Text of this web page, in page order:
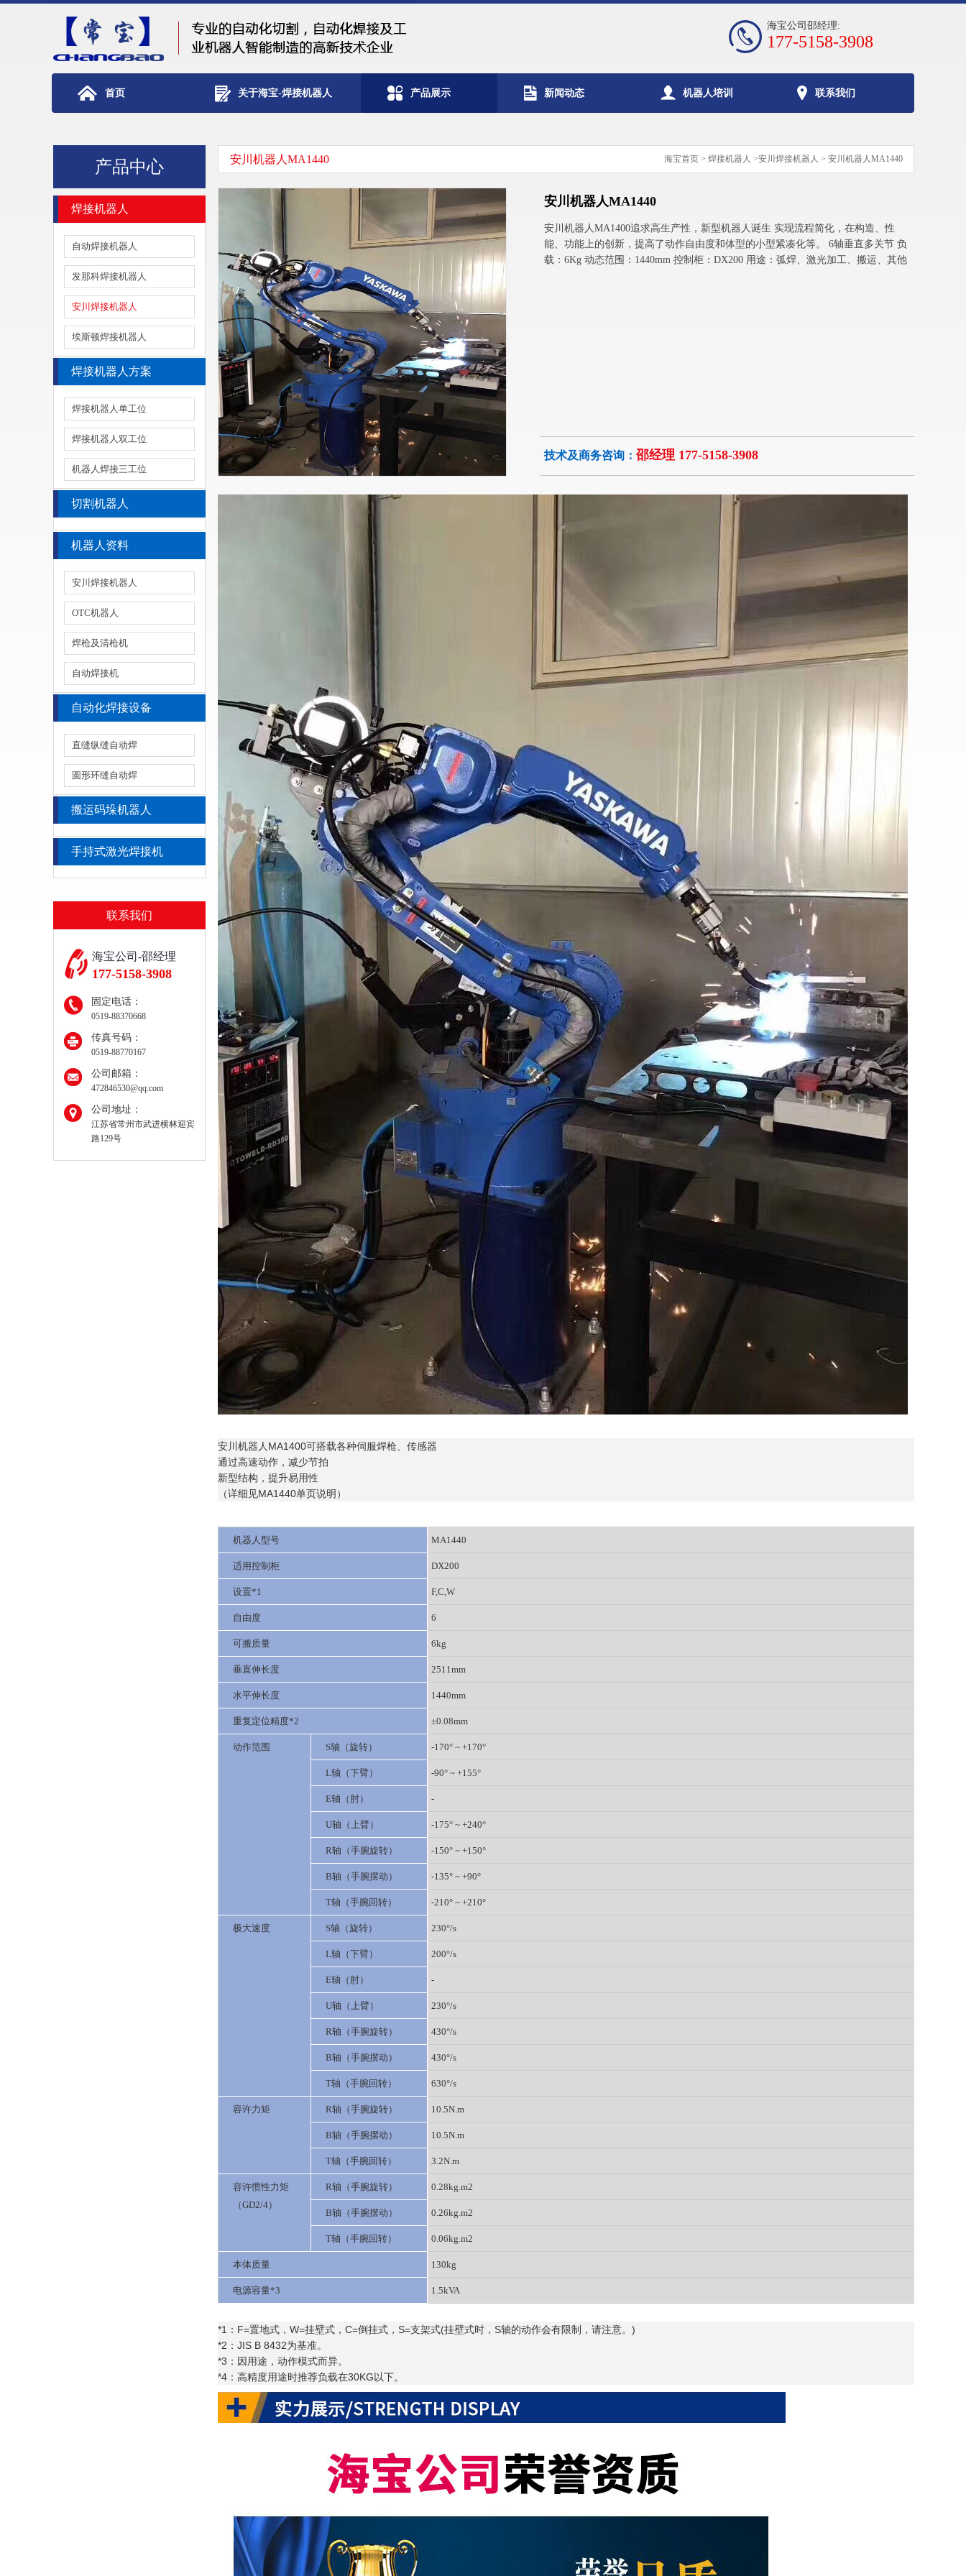
海宝公司邵经理:
177-5158-3908
首页 关于海宝-焊接机器人 产品展示 新闻动态 机器人培训 联系我们
产品中心
焊接机器人
自动焊接机器人
发那科焊接机器人
安川焊接机器人
埃斯顿焊接机器人
焊接机器人方案
焊接机器人单工位
焊接机器人双工位
机器人焊接三工位
切割机器人
机器人资料
安川焊接机器人
OTC机器人
焊枪及清枪机
自动焊接机
自动化焊接设备
直缝纵缝自动焊
圆形环缝自动焊
搬运码垛机器人
手持式激光焊接机
联系我们
海宝公司-邵经理
177-5158-3908
固定电话：
0519-88370668
传真号码：
0519-88770167
公司邮箱：
472846530@qq.com
公司地址：
江苏省常州市武进横林迎宾
路129号
海宝首页 > 焊接机器人 >安川焊接机器人 > 安川机器人MA1440
安川机器人MA1440
安川机器人MA1440
安川机器人MA1400追求高生产性，新型机器人诞生 实现流程简化，在构造、性
能、功能上的创新，提高了动作自由度和体型的小型紧凑化等。 6轴垂直多关节 负
载：6Kg 动态范围：1440mm 控制柜：DX200 用途：弧焊、激光加工、搬运、其他
技术及商务咨询： 邵经理 177-5158-3908
安川机器人MA1400可搭载各种伺服焊枪、传感器
通过高速动作，减少节拍
新型结构，提升易用性
（详细见MA1440单页说明）
机器人型号 MA1440
适用控制柜 DX200
设置*1 F,C,W
自由度 6
可搬质量 6kg
垂直伸长度 2511mm
水平伸长度 1440mm
重复定位精度*2 ±0.08mm
动作范围 S轴（旋转） -170° ~ +170°
L轴（下臂） -90° ~ +155°
E轴（肘） -
U轴（上臂） -175° ~ +240°
R轴（手腕旋转） -150° ~ +150°
B轴（手腕摆动） -135° ~ +90°
T轴（手腕回转） -210° ~ +210°
极大速度 S轴（旋转） 230°/s
L轴（下臂） 200°/s
E轴（肘） -
U轴（上臂） 230°/s
R轴（手腕旋转） 430°/s
B轴（手腕摆动） 430°/s
T轴（手腕回转） 630°/s
容许力矩 R轴（手腕旋转） 10.5N.m
B轴（手腕摆动） 10.5N.m
T轴（手腕回转） 3.2N.m
容许惯性力矩
（GD2/4）
R轴（手腕旋转） 0.28kg.m2
B轴（手腕摆动） 0.26kg.m2
T轴（手腕回转） 0.06kg.m2
本体质量 130kg
电源容量*3 1.5kVA
*1：F=置地式，W=挂壁式，C=倒挂式，S=支架式(挂壁式时，S轴的动作会有限制，请注意。)
*2：JIS B 8432为基准。
*3：因用途，动作模式而异。
*4：高精度用途时推荐负载在30KG以下。